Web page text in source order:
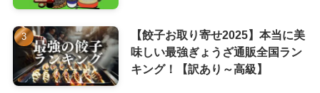
【餃子お取り寄せ2025】本当に美
味しい最強ぎょうざ通販全国ラン
キング！【訳あり～高級】